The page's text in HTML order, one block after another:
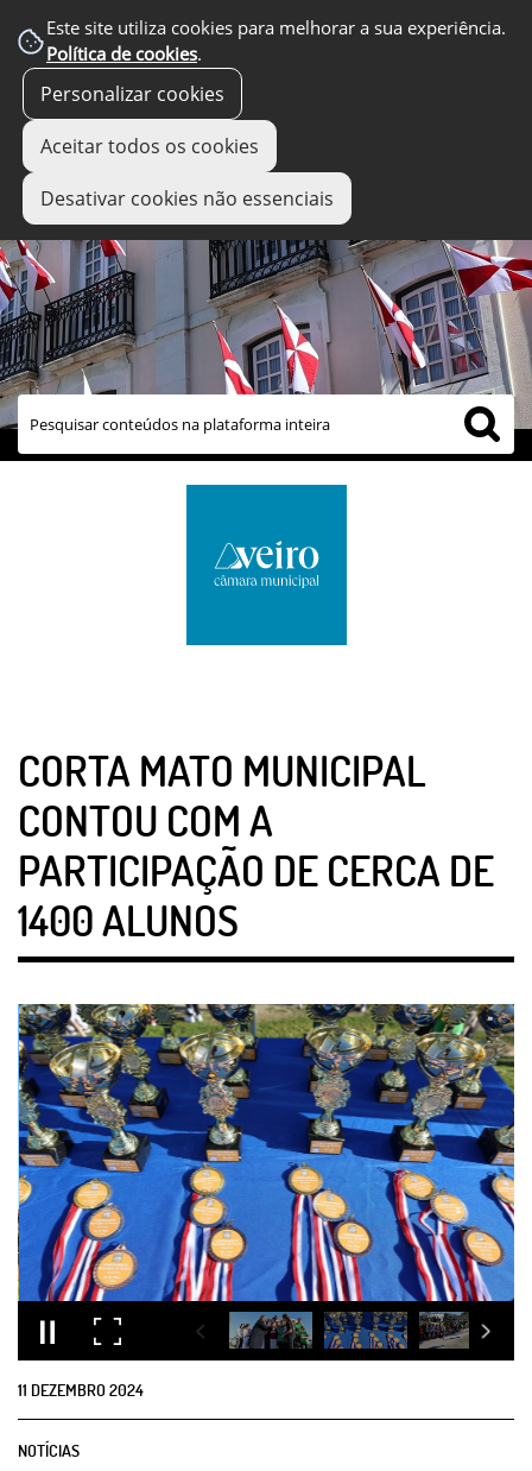
Este site utiliza cookies para melhorar a sua experiência.
Política de cookies.
Personalizar cookies
Aceitar todos os cookies
Desativar cookies não essenciais
links úteis
CORTA MATO MUNICIPAL
CONTOU COM A
PARTICIPAÇÃO DE CERCA DE
1400 ALUNOS
11 DEZEMBRO2024
NOTÍCIAS